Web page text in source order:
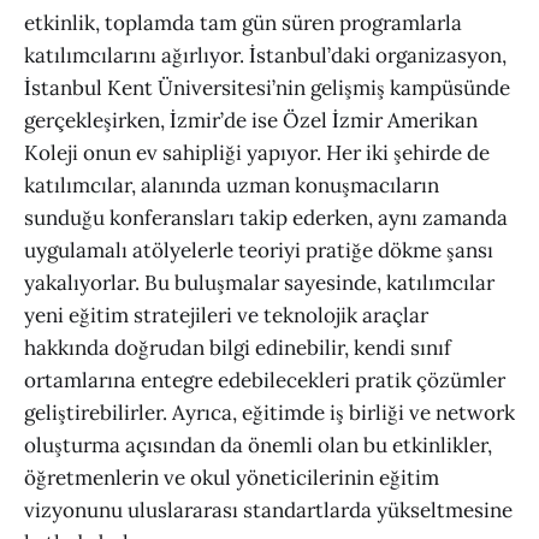
etkinlik, toplamda tam gün süren programlarla
katılımcılarını ağırlıyor. İstanbul’daki organizasyon,
İstanbul Kent Üniversitesi’nin gelişmiş kampüsünde
gerçekleşirken, İzmir’de ise Özel İzmir Amerikan
Koleji onun ev sahipliği yapıyor. Her iki şehirde de
katılımcılar, alanında uzman konuşmacıların
sunduğu konferansları takip ederken, aynı zamanda
uygulamalı atölyelerle teoriyi pratiğe dökme şansı
yakalıyorlar. Bu buluşmalar sayesinde, katılımcılar
yeni eğitim stratejileri ve teknolojik araçlar
hakkında doğrudan bilgi edinebilir, kendi sınıf
ortamlarına entegre edebilecekleri pratik çözümler
geliştirebilirler. Ayrıca, eğitimde iş birliği ve network
oluşturma açısından da önemli olan bu etkinlikler,
öğretmenlerin ve okul yöneticilerinin eğitim
vizyonunu uluslararası standartlarda yükseltmesine